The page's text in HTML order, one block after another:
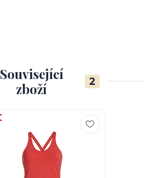
Související
zboží
2